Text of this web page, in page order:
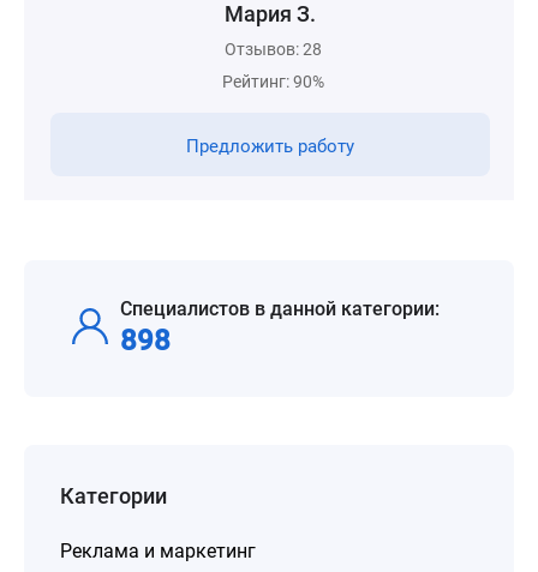
Мария З.
Отзывов: 28
Рейтинг: 90%
Предложить работу
Специалистов в данной категории:
898
Категории
Реклама и маркетинг